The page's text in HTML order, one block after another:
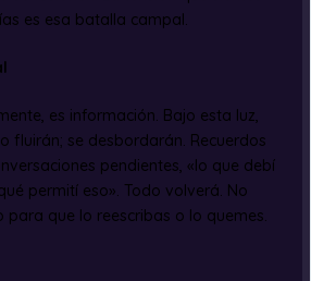
es esa batalla campal.
es información. Bajo esta luz,
fluirán; se desbordarán. Recuerdos
pendientes, «lo que debí
permití eso». Todo volverá. No
para que lo reescribas o lo quemes.